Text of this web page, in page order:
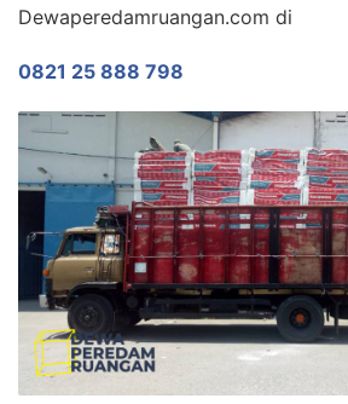
Dewaperedamruangan.com di
0821 25 888 798